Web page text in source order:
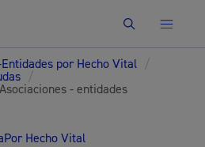
Buscar
por Hecho Vital /
/
- entidades
Por Hecho Vital